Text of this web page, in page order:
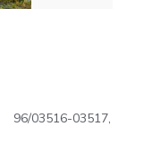
96/03516-03517,